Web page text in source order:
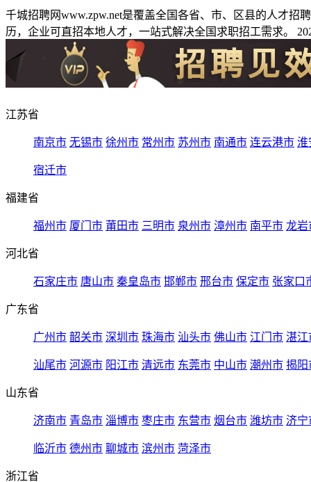
千城招聘网www.zpw.net是覆盖全国各省、市、区县的人才
历，企业可直招本地人才，一站式解决全国求职招工需求。
江苏省
南京市 无锡市 徐州市 常州市 苏州市 南通市 连云港市 淮
宿迁市
福建省
福州市 厦门市 莆田市 三明市 泉州市 漳州市 南平市 龙岩
河北省
石家庄市 唐山市 秦皇岛市 邯郸市 邢台市 保定市 张家口
广东省
广州市 韶关市 深圳市 珠海市 汕头市 佛山市 江门市 湛江
汕尾市 河源市 阳江市 清远市 东莞市 中山市 潮州市 揭阳
山东省
济南市 青岛市 淄博市 枣庄市 东营市 烟台市 潍坊市 济宁
临沂市 德州市 聊城市 滨州市 菏泽市
浙江省